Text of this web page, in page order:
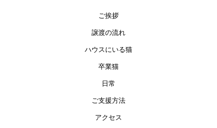
ご挨拶
譲渡の流れ
ハウスにいる猫
卒業猫
日常
ご支援方法
アクセス